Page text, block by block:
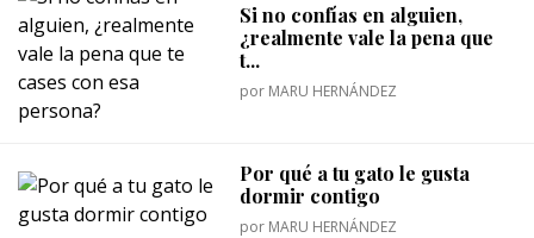
Si no confías en alguien,
¿realmente vale la pena que
t...
por MARU HERNÁNDEZ
Por qué a tu gato le gusta
dormir contigo
por MARU HERNÁNDEZ